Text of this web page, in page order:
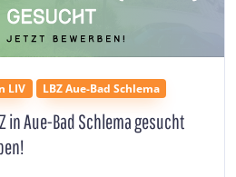
LIV LBZ Aue-Bad Schlema
in Aue-Bad Schlema gesucht